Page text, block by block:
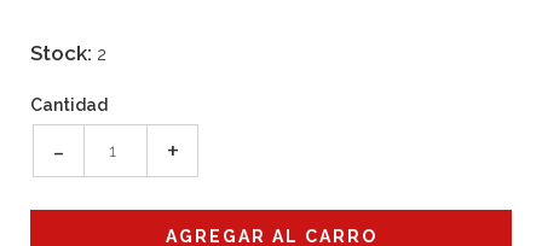
Stock: 2
Cantidad
- +